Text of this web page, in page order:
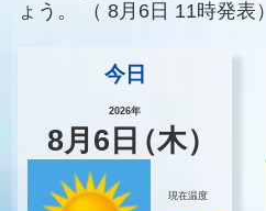
ょう。
（ 8月6日 11時発表）
今日
2026年
8月 6 日（木）
現在温度